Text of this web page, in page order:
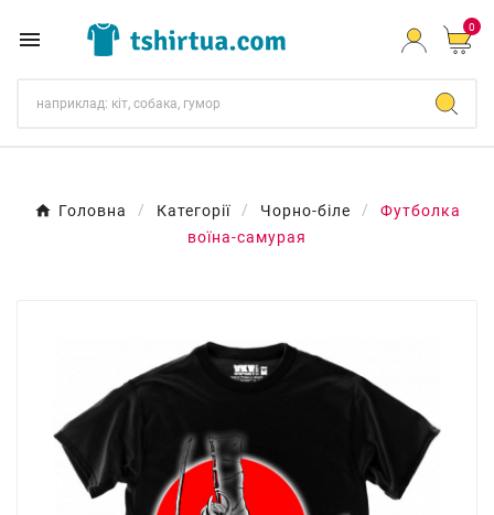
 0
Головна Категорії Чорно-біле
Футболка
воїна-самурая